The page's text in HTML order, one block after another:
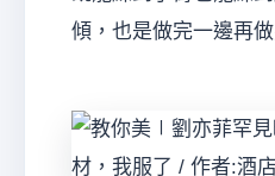
傾，也是做完一邊再做